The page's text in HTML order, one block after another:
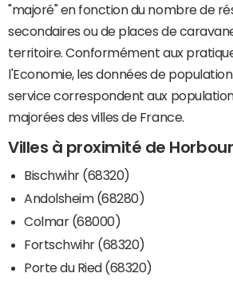
"majoré" en fonction du nombre de
secondaires ou de places de
territoire. Conformément aux
l'Economie, les données de
service correspondent aux
majorées des villes de France.
Villes à proximité de
Bischwihr (68320)
Andolsheim (68280)
Colmar (68000)
Fortschwihr (68320)
Porte du Ried (68320)